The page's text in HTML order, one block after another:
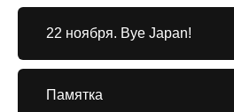
22 ноября. Bye Japan!
Памятка